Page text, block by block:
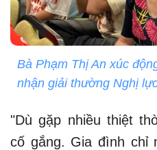
Bà Phạm Thị An xúc
nhận giải thường Nghị
"Dù gặp nhiều thiệt
cố gắng. Gia đình chỉ